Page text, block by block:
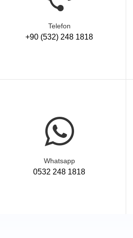
Telefon
+90 (532) 248 1818
Whatsapp
0532 248 1818